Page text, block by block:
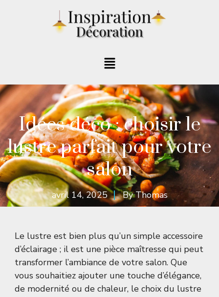
Idées déco : choisir le
lustre parfait pour votre
salon
avril 14, 2025 ByThomas
Le lustre est bien plus qu’un simple accessoire
d’éclairage ; il est une pièce maîtresse qui peut
transformer l’ambiance de votre salon. Que
vous souhaitiez ajouter une touche d’élégance,
de modernité ou de chaleur, le choix du lustre